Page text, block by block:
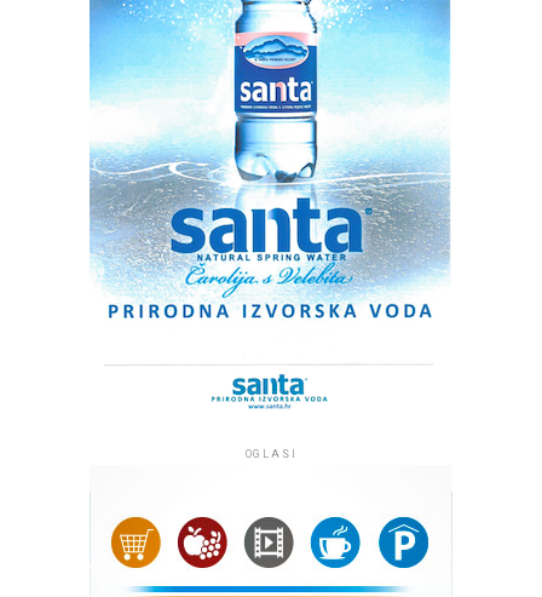
maksimum čini povijesno značajnim jest činjenica da se
savršeno poklapa s fazom Mlađaka (mladog Mjeseca).
Izostanak Mjesečeve svjetlosti osigurat će potpuno
tamno nebo, omogućavajući vidljivost i onih najsitnijih
meteora te drastično povećati šansu za uočavanje
spektakularnih „vatrenjaka“ (sjajnih meteora koji
ostavljaju blještav trag i vizualni dojam dima). Zbog
orbitalne dinamike, ovako savršeni uvjeti potpunog
mraka neće se ponoviti idućih desetak godina.
Očekivani Zenitni satni broj (ZHR) iznosi između 80 i 100
meteora na sat. Iako meteori počinju biti vidljivi čim
polovici noći, odnosno satima iza ponoći pa sve do pred
zoru. Za optimalno iskustvo preporučujemo odlazak u
teleskopi niti dvogledi; meteori se najbolje promatraju
golim okom uz prilagodbu vida na mrak u trajanju od
barem 20 do 30 minuta.
Apel gradovima i općinama: smanjimo svjetlosno
OGLASI